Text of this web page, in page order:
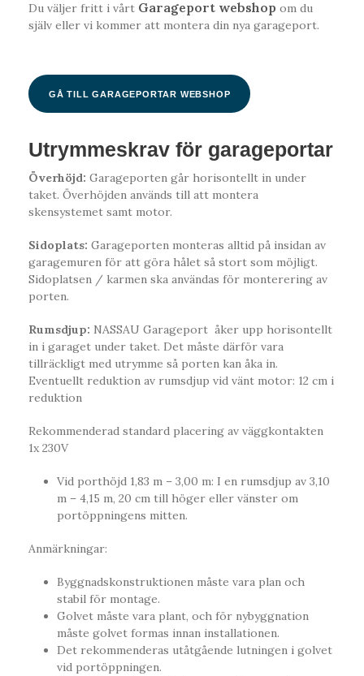
Du väljer fritt i vårt Garageport webshop om du
själv eller vi kommer att montera din nya garageport.
GÅ TILL GARAGEPORTAR WEBSHOP
Utrymmeskrav för garageportar
Överhöjd: Garageporten går horisontellt in under
taket. Överhöjden används till att montera
skensystemet samt motor.
Sidoplats: Garageporten monteras alltid på insidan av
garagemuren för att göra hålet så stort som möjligt.
Sidoplatsen / karmen ska användas för monterering av
porten.
Rumsdjup: NASSAU Garageport åker upp horisontellt
in i garaget under taket. Det måste därför vara
tillräckligt med utrymme så porten kan åka in.
Eventuellt reduktion av rumsdjup vid vänt motor: 12 cm i
reduktion
Rekommenderad standard placering av väggkontakten
1x 230V
Vid porthöjd 1,83 m – 3,00 m: I en rumsdjup av 3,10
m – 4,15 m, 20 cm till höger eller vänster om
portöppningens mitten.
Anmärkningar:
Byggnadskonstruktionen måste vara plan och
stabil för montage.
Golvet måste vara plant, och för nybyggnation
måste golvet formas innan installationen.
Det rekommenderas utåtgående lutningen i golvet
vid portöppningen.